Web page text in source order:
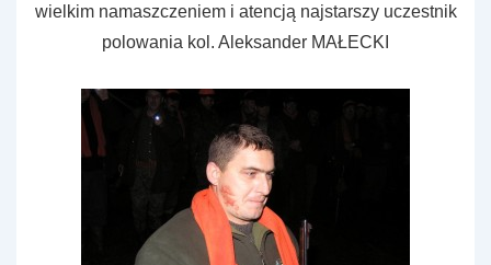
wielkim namaszczeniem i atencją najstarszy uczestnik
polowania kol. Aleksander MAŁECKI